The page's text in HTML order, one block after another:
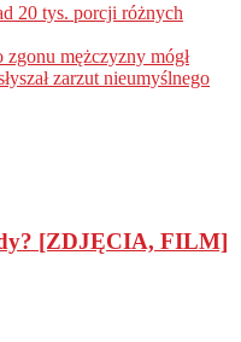
20 tys. porcji różnych
mężczyzny mógł
zarzut nieumyślnego
[ZDJĘCIA, FILM]